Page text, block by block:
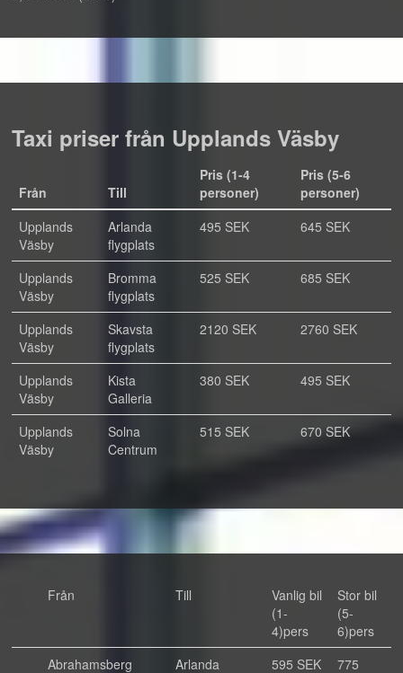
Taxi priser från Upplands Väsby
Från Till
Pris (1-4
personer)
Pris (5-6
personer)
Upplands
Väsby
Arlanda
flygplats
495 SEK 645 SEK
Upplands
Väsby
Bromma
flygplats
525 SEK 685 SEK
Upplands
Väsby
Skavsta
flygplats
2120 SEK 2760 SEK
Upplands
Väsby
Kista
Galleria
380 SEK 495 SEK
Upplands
Väsby
Solna
Centrum
515 SEK 670 SEK
Från Till
Vanlig bil
(1-
4)pers
Stor bil
(5-
6)pers
Abrahamsberg
Arlanda 595 SEK 775